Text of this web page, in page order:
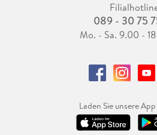
089 - 30 75
Mo. - Sa. 9.00 -
Laden Sie unsere